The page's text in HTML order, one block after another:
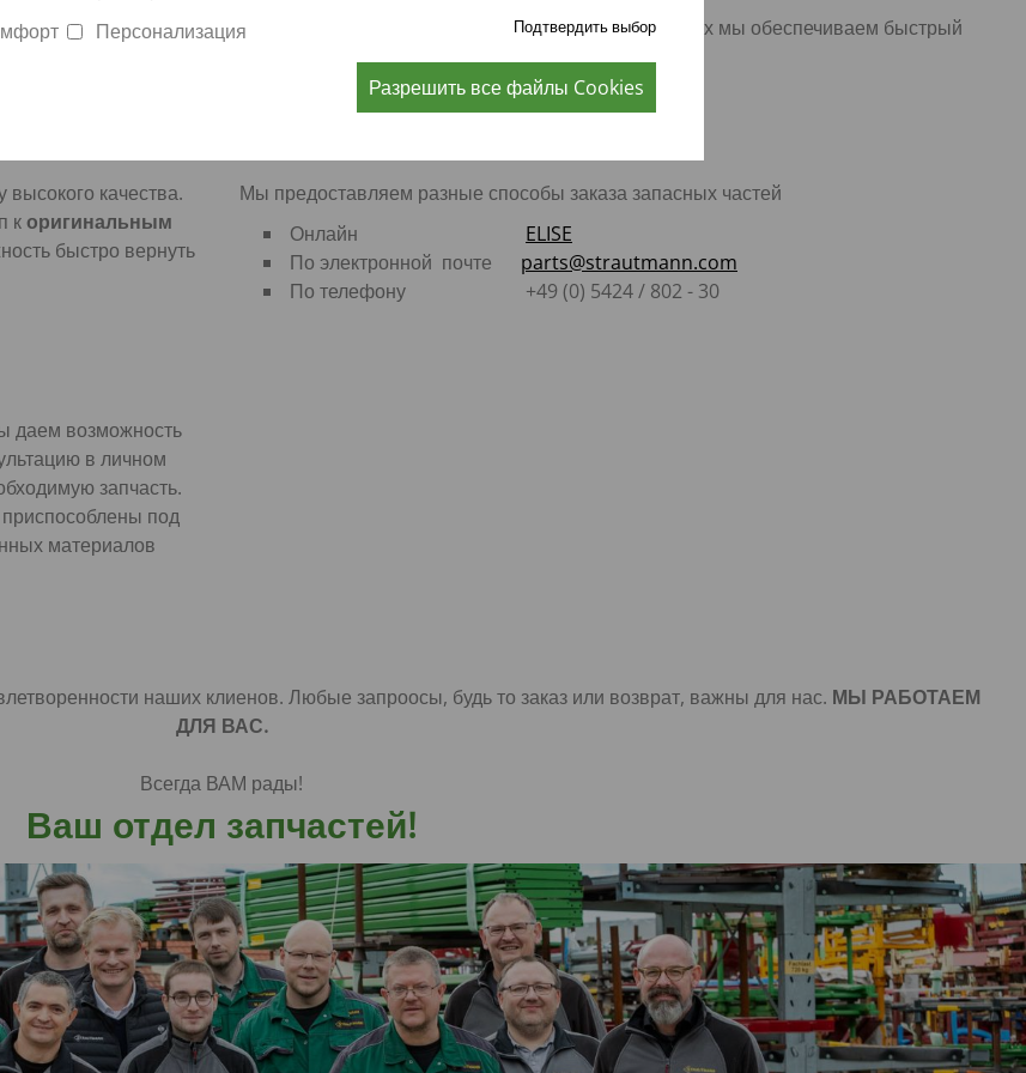
Персонализация Подтвердить выбор
Разрешить все файлы Cookies
по
Благодаря совместной работе с дилерами на местах мы обеспечиваем быстрый
и надежный доступ к запчастям.
качества.
коригинальным
быстро вернуть
даем возможность
в личном
запчасть.
под
материалов
Мы предоставляем разные способы заказа запасных частей
Онлайн ELISE
По электронной почте parts@strautmann.com
По телефону +49 (0) 5424 / 802 - 30
наших клиенов. Любые запроосы, будь то заказ или возврат, важны для нас. МЫ РАБОТАЕМ
ДЛЯ ВАС.
Всегда ВАМ рады!
Ваш отдел запчастей!